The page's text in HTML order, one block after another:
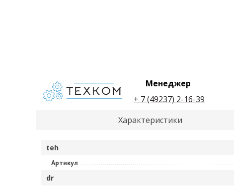
Менеджер
+ 7 (49237) 2-16-39
Характеристики
teh
Артикул
dr